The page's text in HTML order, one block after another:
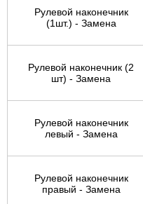
Рулевой наконечник
(1шт.) - Замена
Рулевой наконечник (2
шт) - Замена
Рулевой наконечник
левый - Замена
Рулевой наконечник
правый - Замена